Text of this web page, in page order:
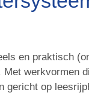
en praktisch
Met werkvormen
gericht op